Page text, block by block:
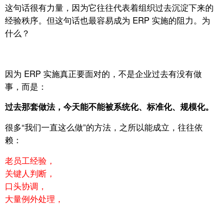
这句话很有力量，因为它往往代表着组织过去沉淀下来的
经验秩序。但这句话也最容易成为 ERP 实施的阻力。 为
什么？
因为 ERP 实施真正要面对的，不是企业过去有没有做
事， 而是：
过去那套做法，今天能不能被系统化、标准化、规模化。
很多“我们一直这么做”的方法， 之所以能成立，往往依
赖：
老员工经验，
关键人判断，
口头协调，
大量例外处理，